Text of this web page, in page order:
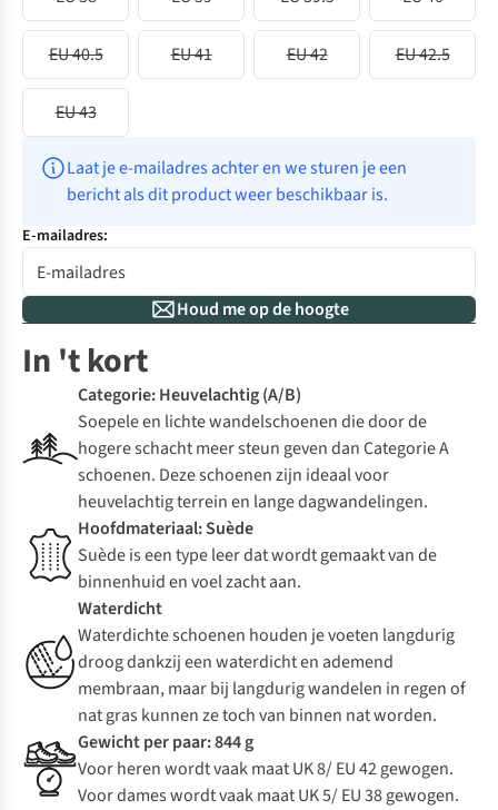
EU 40.5 EU 41 EU 42 EU 42.5
EU 43
Laat je e-mailadres achter en we sturen je een
bericht als dit product weer beschikbaar is.
E-mailadres:
Houd me op de hoogte
In 't kort
Categorie: Heuvelachtig (A/B)
Soepele en lichte wandelschoenen die door de
hogere schacht meer steun geven dan Categorie A
schoenen. Deze schoenen zijn ideaal voor
heuvelachtig terrein en lange dagwandelingen.
Hoofdmateriaal: Suède
Suède is een type leer dat wordt gemaakt van de
binnenhuid en voel zacht aan.
Waterdicht
Waterdichte schoenen houden je voeten langdurig
droog dankzij een waterdicht en ademend
membraan, maar bij langdurig wandelen in regen of
nat gras kunnen ze toch van binnen nat worden.
Gewicht per paar: 844 g
Voor heren wordt vaak maat UK 8/ EU 42 gewogen.
Voor dames wordt vaak maat UK 5/ EU 38 gewogen.